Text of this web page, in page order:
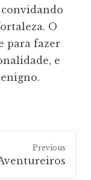
O
para fazer
e
Previous